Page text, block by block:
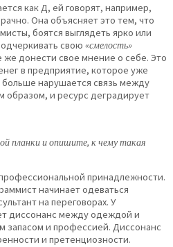
как Д, ей говорят, например,
Она объясняет это тем, что
боятся выглядеть ярко или
свою «смелость»
же донести свое мнение о себе. Это
в предприятие, которое уже
нарушается связь между
и ресурс деградирует
планки и опишите, к чему такая
принадлежности.
начинает одеваться
на переговорах. У
диссонанс между одеждой и
запасом и профессией. Диссонанс
и претенциозности.